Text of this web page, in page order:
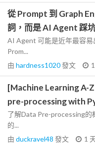
從 Prompt 到 Graph
詞，而是 AI Agent 踩
AI Agent 可能是近年最容
Prom...
由 hardness1020發文
[Machine Learning A-
pre-processing with
了解Data Pre-processing
的...
由 duckravel48 發文 1